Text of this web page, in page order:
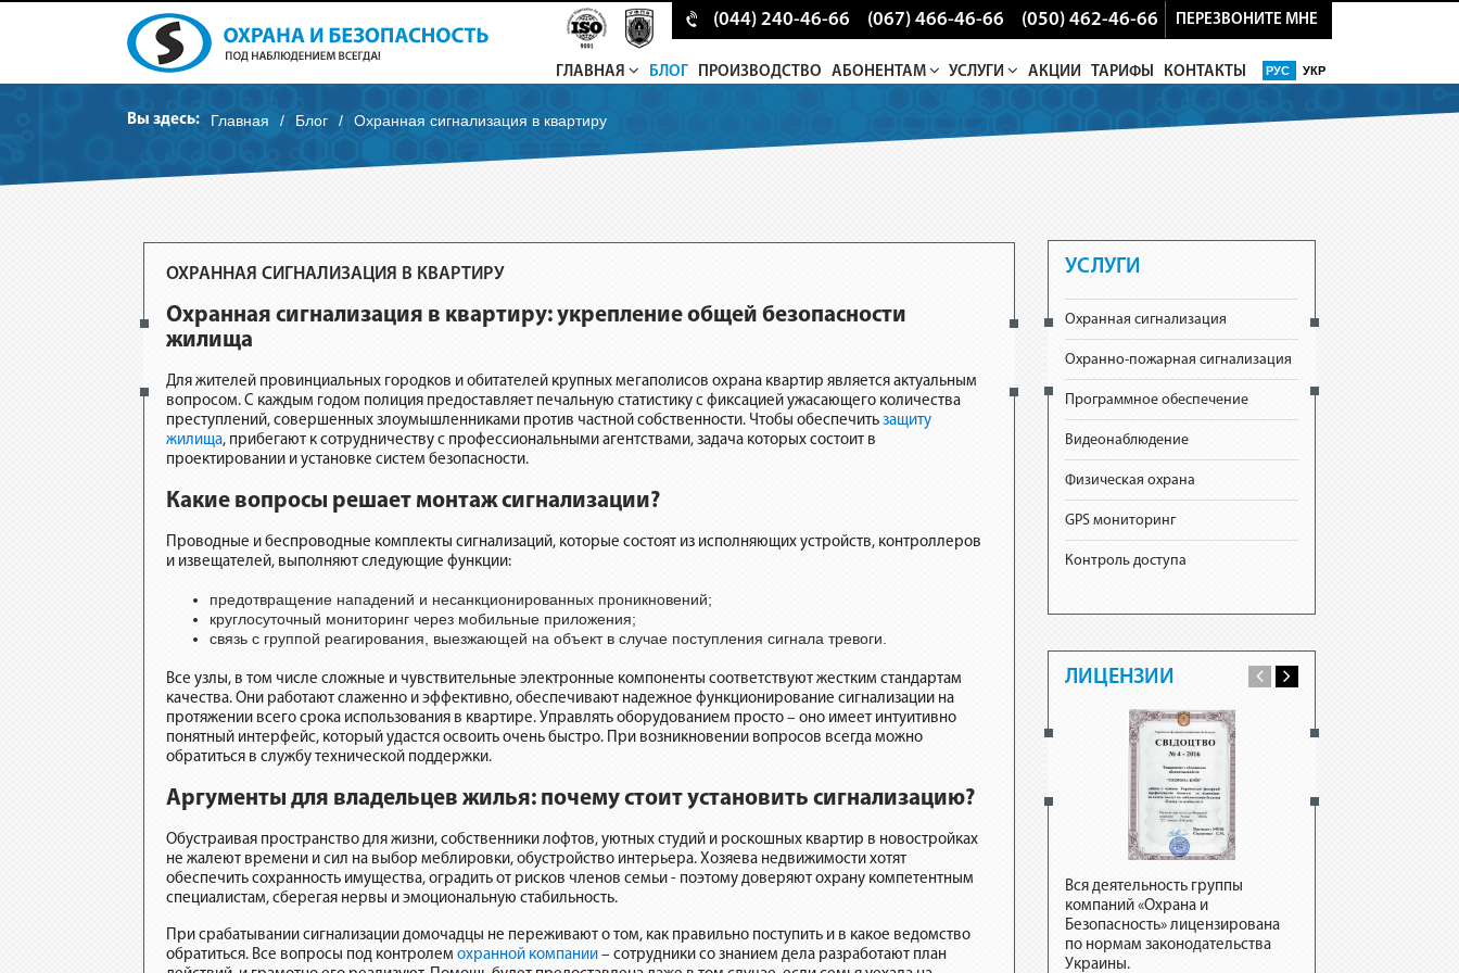
(044) 240-46-66 (067) 466-46-66 (050) 462-46-66 ПЕРЕЗВОНИТЕ МНЕ
ГЛАВНАЯ БЛОГ ПРОИЗВОДСТВО АБОНЕНТАМ УСЛУГИ АКЦИИ ТАРИФЫ КОНТАКТЫ РУС УКР
Вы здесь: Главная / Блог / Охранная сигнализация в квартиру
ОХРАННАЯ СИГНАЛИЗАЦИЯ В КВАРТИРУ
Охранная сигнализация в квартиру: укрепление общей безопасности
жилища
Для жителей провинциальных городков и обитателей крупных мегаполисов охрана квартир является актуальным
вопросом. С каждым годом полиция предоставляет печальную статистику с фиксацией ужасающего количества
преступлений, совершенных злоумышленниками против частной собственности. Чтобы обеспечить защиту
жилища, прибегают к сотрудничеству с профессиональными агентствами, задача которых состоит в
проектировании и установке систем безопасности.
Какие вопросы решает монтаж сигнализации?
Проводные и беспроводные комплекты сигнализаций, которые состоят из исполняющих устройств, контроллеров
и извещателей, выполняют следующие функции:
предотвращение нападений и несанкционированных проникновений;
круглосуточный мониторинг через мобильные приложения;
связь с группой реагирования, выезжающей на объект в случае поступления сигнала тревоги.
Все узлы, в том числе сложные и чувствительные электронные компоненты соответствуют жестким стандартам
качества. Они работают слаженно и эффективно, обеспечивают надежное функционирование сигнализации на
протяжении всего срока использования в квартире. Управлять оборудованием просто – оно имеет интуитивно
понятный интерфейс, который удастся освоить очень быстро. При возникновении вопросов всегда можно
обратиться в службу технической поддержки.
Аргументы для владельцев жилья: почему стоит установить сигнализацию?
Обустраивая пространство для жизни, собственники лофтов, уютных студий и роскошных квартир в новостройках
не жалеют времени и сил на выбор меблировки, обустройство интерьера. Хозяева недвижимости хотят
обеспечить сохранность имущества, оградить от рисков членов семьи - поэтому доверяют охрану компетентным
специалистам, сберегая нервы и эмоциональную стабильность.
При срабатывании сигнализации домочадцы не переживают о том, как правильно поступить и в какое ведомство
обратиться. Все вопросы под контролем охранной компании – сотрудники со знанием дела разработают план
УСЛУГИ
Охранная сигнализация
Охранно-пожарная сигнализация
Программное обеспечение
Видеонаблюдение
Физическая охрана
GPS мониторинг
Контроль доступа
ЛИЦЕНЗИИ
Вся деятельность группы
компаний «Охрана и
Безопасность» лицензирована
по нормам законодательства
Украины.